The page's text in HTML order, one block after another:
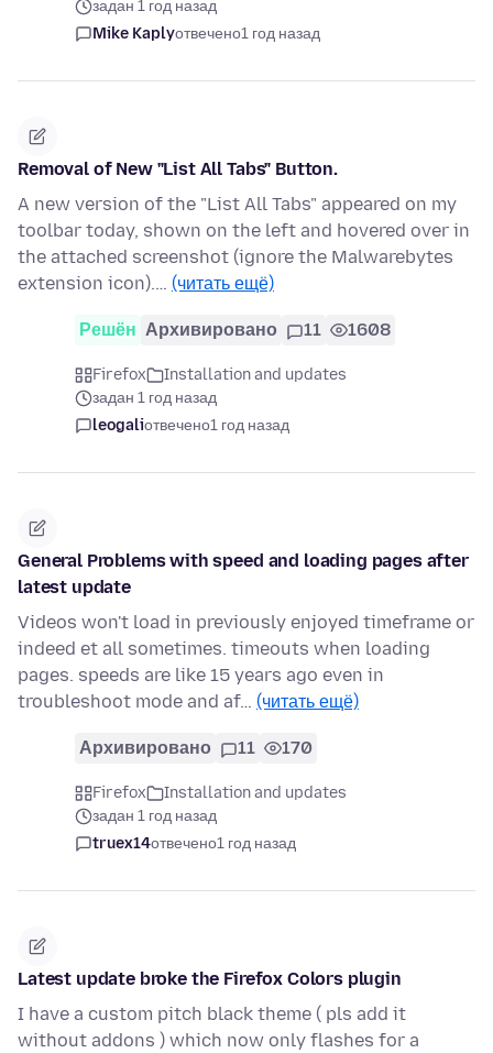
задан 1 год назад
Mike Kaplyотвечено1 год назад
Removal of New "List All Tabs" Button.
A new version of the "List All Tabs" appeared on my
toolbar today, shown on the left and hovered over in
the attached screenshot (ignore the Malwarebytes
extension icon).… (читать ещё)
Решён Архивировано 11 1608
Firefox
Installation and updates
задан 1 год назад
leogaliотвечено1 год назад
General Problems with speed and loading pages after
latest update
Videos won't load in previously enjoyed timeframe or
indeed et all sometimes. timeouts when loading
pages. speeds are like 15 years ago even in
troubleshoot mode and af… (читать ещё)
Архивировано 11 170
Firefox
Installation and updates
задан 1 год назад
truex14отвечено1 год назад
Latest update broke the Firefox Colors plugin
I have a custom pitch black theme ( pls add it
without addons ) which now only flashes for a